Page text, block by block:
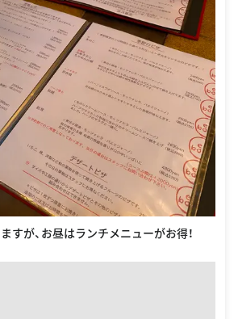
すが、お昼はランチメニューがお得！